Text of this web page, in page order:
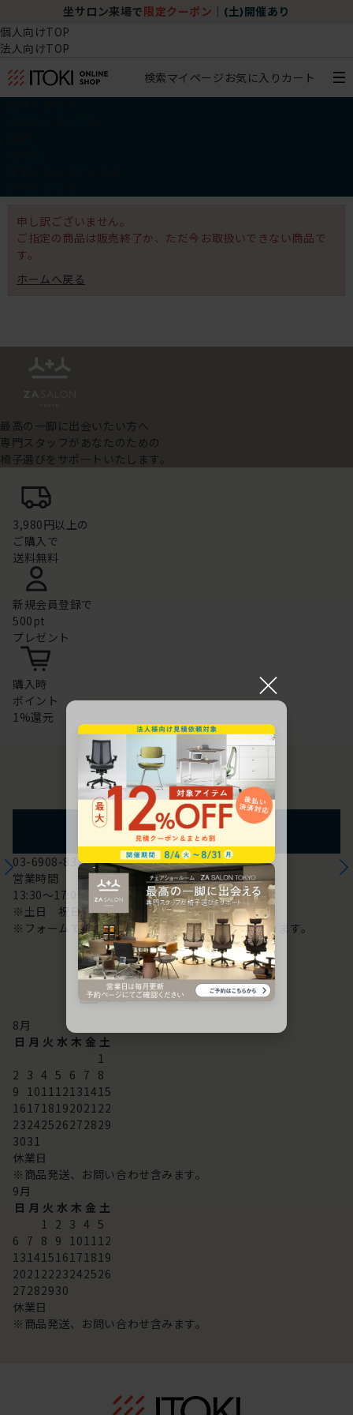
坐サロン来場で 限定クーポン (土)開催あり
個人向けTOP
法人向けTOP
検索マイページ お気に入り カート
申し訳ございません。
ご指定の商品は販売終了か、ただ今お取扱いできない商品で
す。
ホームへ戻る
最高の一脚に出会いたい方へ
専門スタッフがあなたのための
椅子選びをサポートいたします。
3,980円以上の
ご購入で
送料無料
新規会員登録で
500pt
プレゼント
購入時
ポイント
1%還元
お問い合わせ
フォームからのお問い合わせ
03-6908-8370
営業時間
13:30～17:00
※土日 祝日は休み
※フォームでのお問い合わせは24時間対応しております。
配送・お問い合わせ営業日
8月
日 月 火 水 木 金 土
1
2 3 4 5 6 7 8
9 101112131415
16171819202122
23242526272829
3031
休業日
※商品発送、お問い合わせ含みます。
9月
日 月 火 水 木 金 土
1 2 3 4 5
6 7 8 9 101112
13141516171819
20212223242526
27282930
休業日
※商品発送、お問い合わせ含みます。
×